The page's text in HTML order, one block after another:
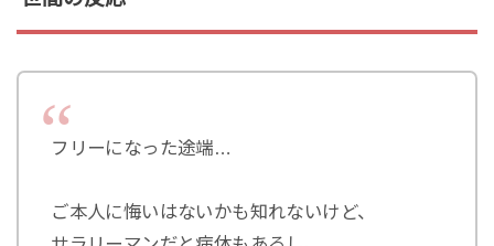
フリーになった途端…
ご本人に悔いはないかも知れないけど、